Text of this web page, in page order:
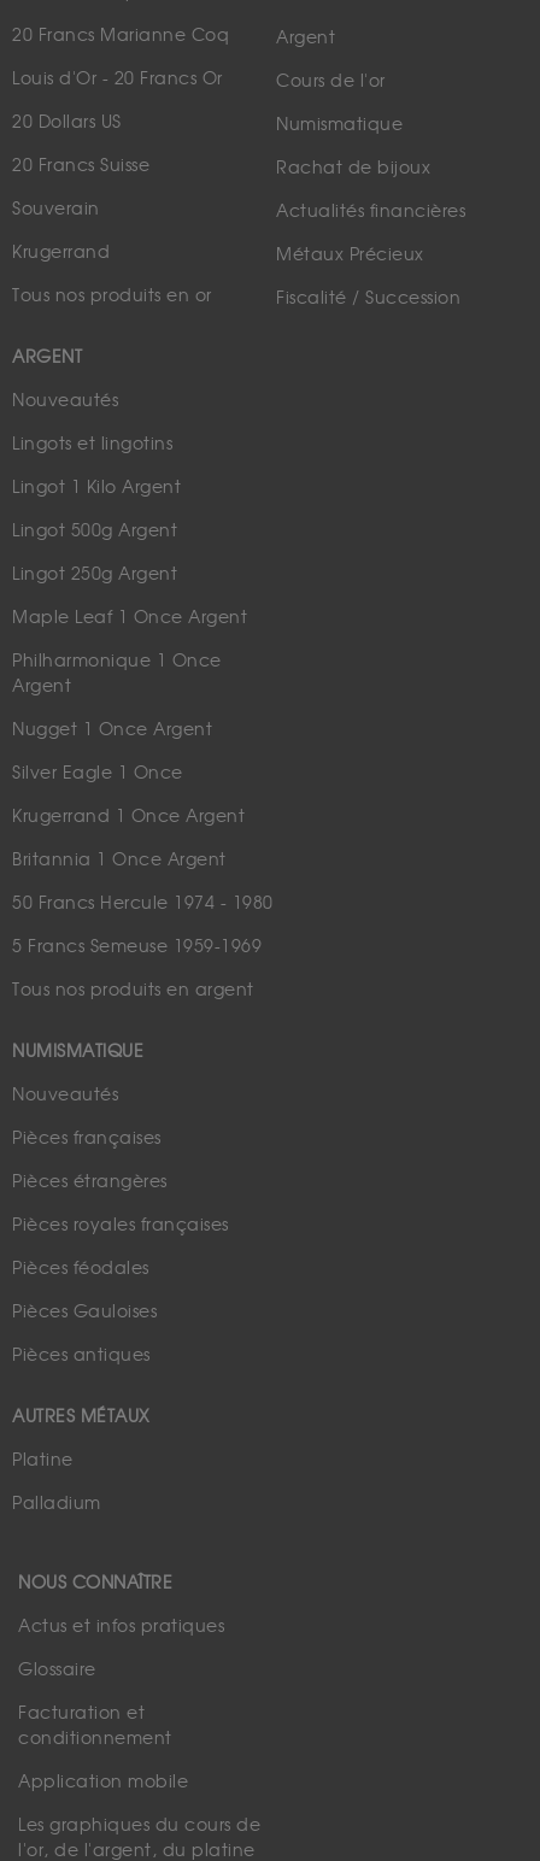
20 Francs Marianne Coq
Louis d'Or - 20 Francs Or
20 Dollars US
20 Francs Suisse
Souverain
Krugerrand
Tous nos produits en or
ARGENT
Nouveautés
Lingots et lingotins
Lingot 1 Kilo Argent
Lingot 500g Argent
Lingot 250g Argent
Maple Leaf 1 Once Argent
Philharmonique 1 Once
Argent
Nugget 1 Once Argent
Silver Eagle 1 Once
Krugerrand 1 Once Argent
Britannia 1 Once Argent
50 Francs Hercule 1974 - 1980
5 Francs Semeuse 1959-1969
Tous nos produits en argent
NUMISMATIQUE
Nouveautés
Pièces françaises
Pièces étrangères
Pièces royales françaises
Pièces féodales
Pièces Gauloises
Pièces antiques
AUTRES MÉTAUX
Platine
Palladium
NOUS CONNAÎTRE
Actus et infos pratiques
Glossaire
Facturation et
conditionnement
Application mobile
Les graphiques du cours de
l'or, de l'argent, du platine
Argent
Cours de l'or
Numismatique
Rachat de bijoux
Actualités financières
Métaux Précieux
Fiscalité / Succession